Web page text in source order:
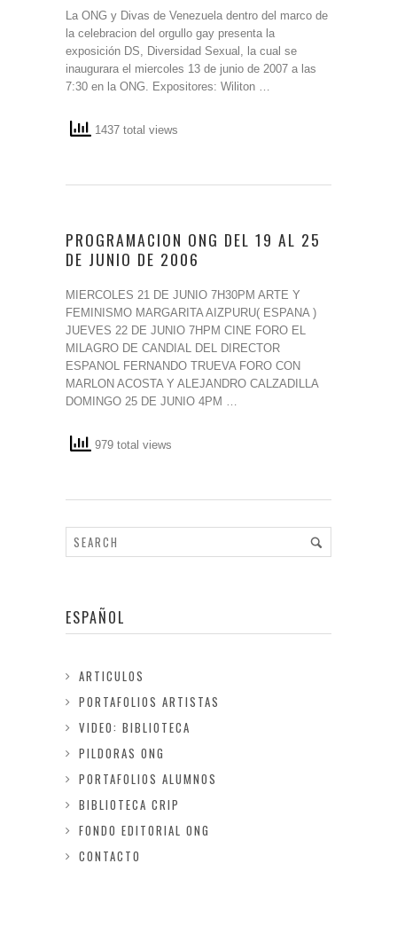
La ONG y Divas de Venezuela dentro del marco de
la celebracion del orgullo gay presenta la
exposición DS, Diversidad Sexual, la cual se
inaugurara el miercoles 13 de junio de 2007 a las
7:30 en la ONG. Expositores: Wiliton …
1437 total views
PROGRAMACION ONG DEL 19 AL 25
DE JUNIO DE 2006
MIERCOLES 21 DE JUNIO 7H30PM ARTE Y
FEMINISMO MARGARITA AIZPURU( ESPANA )
JUEVES 22 DE JUNIO 7HPM CINE FORO EL
MILAGRO DE CANDIAL DEL DIRECTOR
ESPANOL FERNANDO TRUEVA FORO CON
MARLON ACOSTA Y ALEJANDRO CALZADILLA
DOMINGO 25 DE JUNIO 4PM …
979 total views
ESPAÑOL
ARTICULOS
PORTAFOLIOS ARTISTAS
VIDEO: BIBLIOTECA
PILDORAS ONG
PORTAFOLIOS ALUMNOS
BIBLIOTECA CRIP
FONDO EDITORIAL ONG
CONTACTO